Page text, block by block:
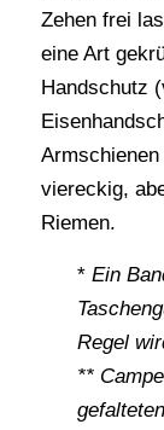
Zehen frei
eine Art
Handschutz
viereckig,
Riemen.
* Ein
Regel
**